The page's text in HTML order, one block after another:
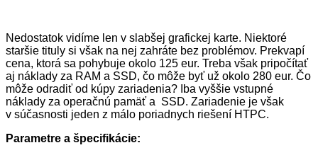
Nedostatok vidíme len v slabšej grafickej karte. Niektoré
staršie tituly si však na nej zahráte bez problémov. Prekvapí
cena, ktorá sa pohybuje okolo 125 eur. Treba však pripočítať
aj náklady za RAM a SSD, čo môže byť už okolo 280 eur. Čo
môže odradiť od kúpy zariadenia? Iba vyššie vstupné
náklady za operačnú pamäť a SSD. Zariadenie je však
v súčasnosti jeden z málo poriadnych riešení HTPC.
Parametre a špecifikácie: